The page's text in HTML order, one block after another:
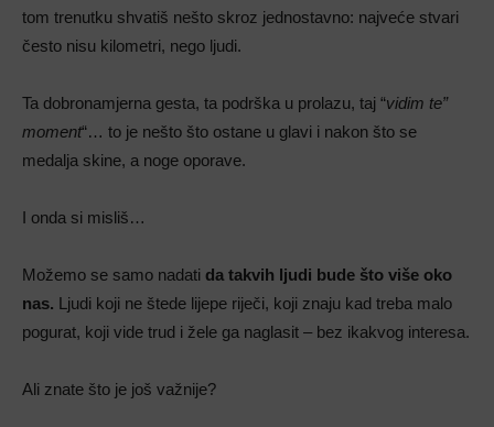
tom trenutku shvatiš nešto skroz jednostavno: najveće stvari
često nisu kilometri, nego ljudi.
Ta dobronamjerna gesta, ta podrška u prolazu, taj “vidim te”
moment“… to je nešto što ostane u glavi i nakon što se
medalja skine, a noge oporave.
I onda si misliš…
Možemo se samo nadati da takvih ljudi bude što više oko
nas. Ljudi koji ne štede lijepe riječi, koji znaju kad treba malo
pogurat, koji vide trud i žele ga naglasit – bez ikakvog interesa.
Ali znate što je još važnije?